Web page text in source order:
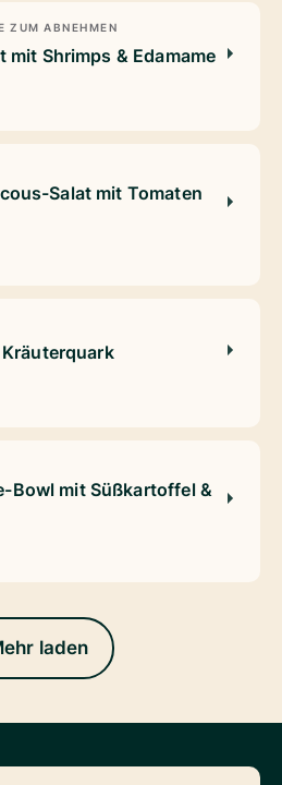
ZUM ABNEHMEN
mit Shrimps & Edamame
Salat mit Tomaten
Bowl mit Süßkartoffel &
laden